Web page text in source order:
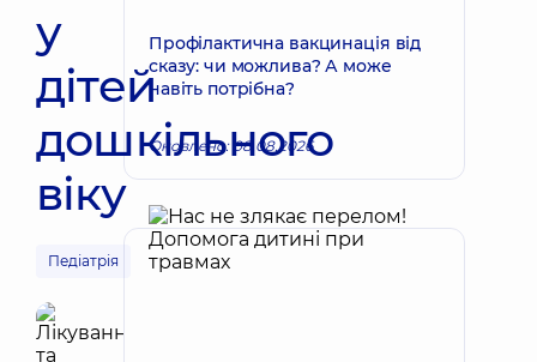
у
дітей
дошкільного
віку
Педіатрія
Профілактична вакцинація від
сказу: чи можлива? А може
навіть потрібна?
Оновлено: 08.08.2026